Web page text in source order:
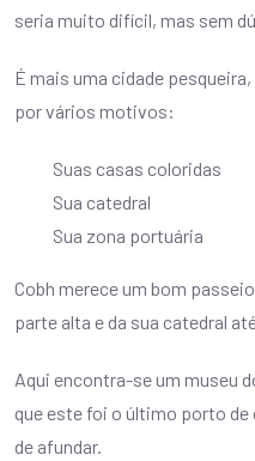
seria muito difícil, mas sem
É mais uma cidade
por vários motivos:
Suas casas coloridas
Sua catedral
Sua zona portuária
Cobh merece um bom
parte alta e da sua catedral
Aqui encontra-se um museu
que este foi o último porto
de afundar.